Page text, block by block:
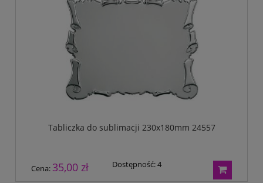
Tabliczka do sublimacji 230x180mm 24557
Cena: 35,00 zł Dostępność:4